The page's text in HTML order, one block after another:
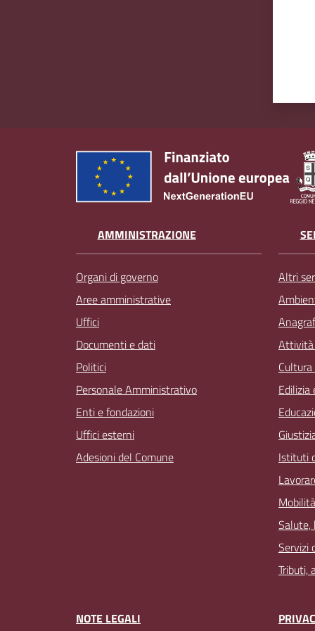
AMMINISTRAZIONE
Organi di governo
Aree amministrative
Uffici
Documenti e dati
Politici
Personale Amministrativo
Enti e fondazioni
Uffici esterni
Adesioni del Comune
Altri
Attività
Edilizia
Istituti
Salute,
Servizi
Tributi,
NOTE LEGALI